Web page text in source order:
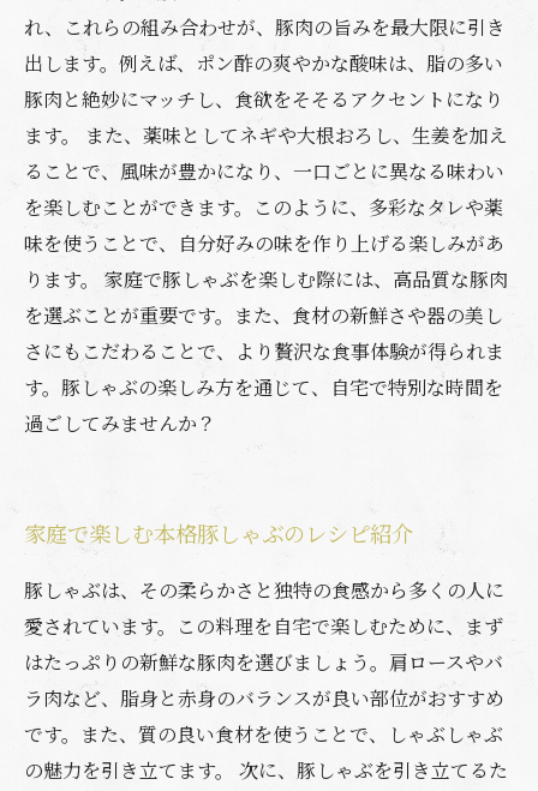
れ、これらの組み合わせが、豚肉の旨みを最大限に引き
出します。例えば、ポン酢の爽やかな酸味は、脂の多い
豚肉と絶妙にマッチし、食欲をそそるアクセントになり
ます。 また、薬味としてネギや大根おろし、生姜を加え
ることで、風味が豊かになり、一口ごとに異なる味わい
を楽しむことができます。このように、多彩なタレや薬
味を使うことで、自分好みの味を作り上げる楽しみがあ
ります。 家庭で豚しゃぶを楽しむ際には、高品質な豚肉
を選ぶことが重要です。また、食材の新鮮さや器の美し
さにもこだわることで、より贅沢な食事体験が得られま
す。豚しゃぶの楽しみ方を通じて、自宅で特別な時間を
過ごしてみませんか？
家庭で楽しむ本格豚しゃぶのレシピ紹介
豚しゃぶは、その柔らかさと独特の食感から多くの人に
愛されています。この料理を自宅で楽しむために、まず
はたっぷりの新鮮な豚肉を選びましょう。肩ロースやバ
ラ肉など、脂身と赤身のバランスが良い部位がおすすめ
です。また、質の良い食材を使うことで、しゃぶしゃぶ
の魅力を引き立てます。 次に、豚しゃぶを引き立てるた